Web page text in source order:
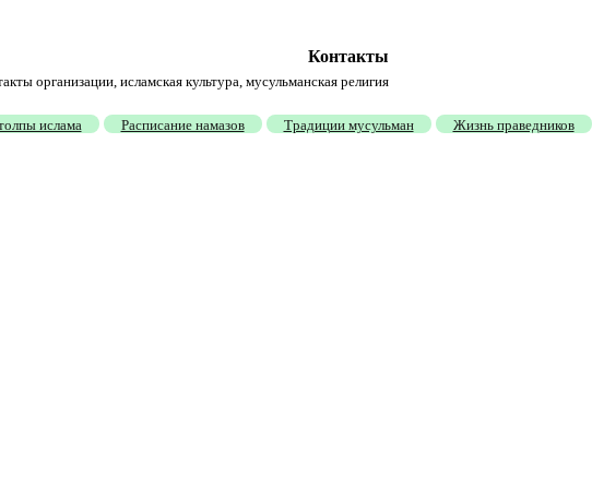
Контакты
организации, исламская культура, мусульманская религия
ислама Расписание намазов Традиции мусульман Жизнь праведников